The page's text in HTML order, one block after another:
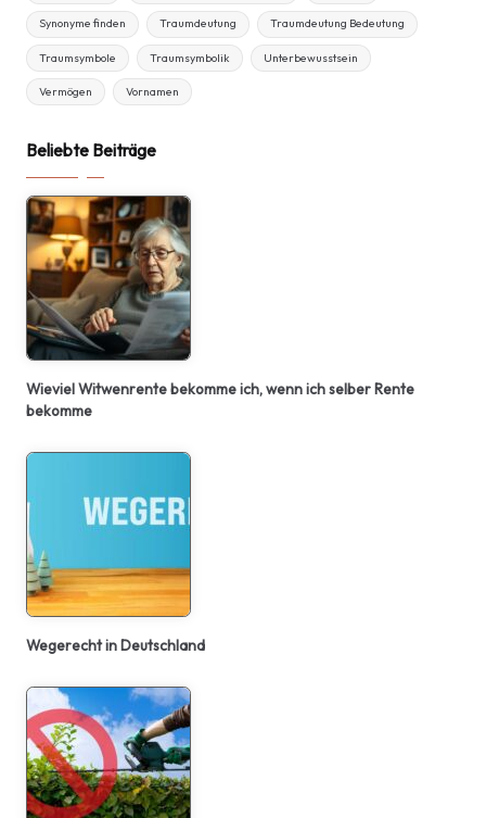
Synonyme finden Traumdeutung Traumdeutung Bedeutung
Traumsymbole Traumsymbolik Unterbewusstsein
Vermögen Vornamen
Beliebte Beiträge
Wieviel Witwenrente bekomme ich, wenn ich selber Rente
bekomme
Wegerecht in Deutschland